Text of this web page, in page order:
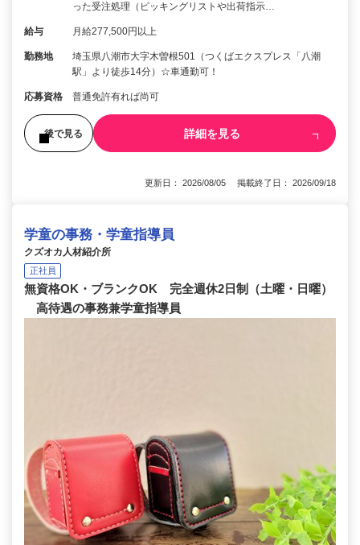
った受注処理（ピッキングリストや出荷指示…
給与 月給277,500円以上
勤務地
埼玉県八潮市大字木曽根501（つくばエクスプレス「八潮
駅」より徒歩14分）☆車通勤可！
応募資格 普通免許有れば尚可
後で見る 詳細を見る
更新日： 2026/08/05 掲載終了日： 2026/09/18
学童の事務・学童指導員
クズオカ人材紹介所
正社員
無資格OK・ブランクOK 完全週休2日制（土曜・日曜）
高待遇の事務兼学童指導員